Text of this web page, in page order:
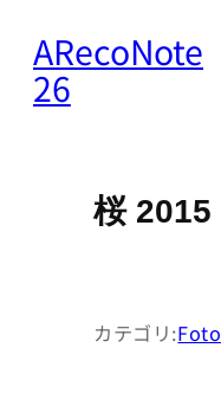
ARecoNote
26
桜 2015
カテゴリ:Foto